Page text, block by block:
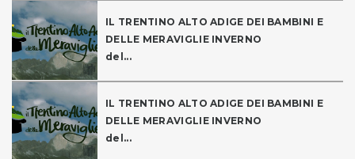
IL TRENTINO ALTO ADIGE DEI BAMBINI E
DELLE MERAVIGLIE INVERNO
del...
IL TRENTINO ALTO ADIGE DEI BAMBINI E
DELLE MERAVIGLIE INVERNO
del...